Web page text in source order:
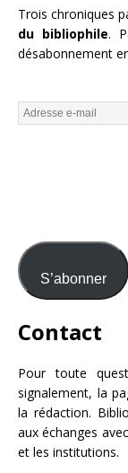
Trois chroniques
du bibliophile.
désabonnement
S’abonner
Contact
Pour toute
signalement, la
la rédaction.
aux échanges
et les institutions.